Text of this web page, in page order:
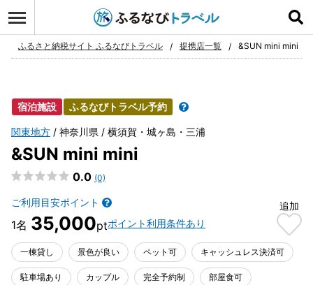
お気に入り
ふるさと納税サイト ふるなびトラベル 提携店一覧 &SUN mini mini
宿泊施設 ふるなびトラベル予約
関東地方 神奈川県 横須賀・城ヶ島・三浦
&SUN mini mini
0.0 (0)
ご利用目安ポイント
35,000 ポイント利用条件あり
追加
一棟貸し 景色が良い ペット可 キャッシュレス決済可
駐車場あり カップル 完全予約制 部屋食可